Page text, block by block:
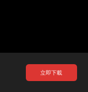
立即下載